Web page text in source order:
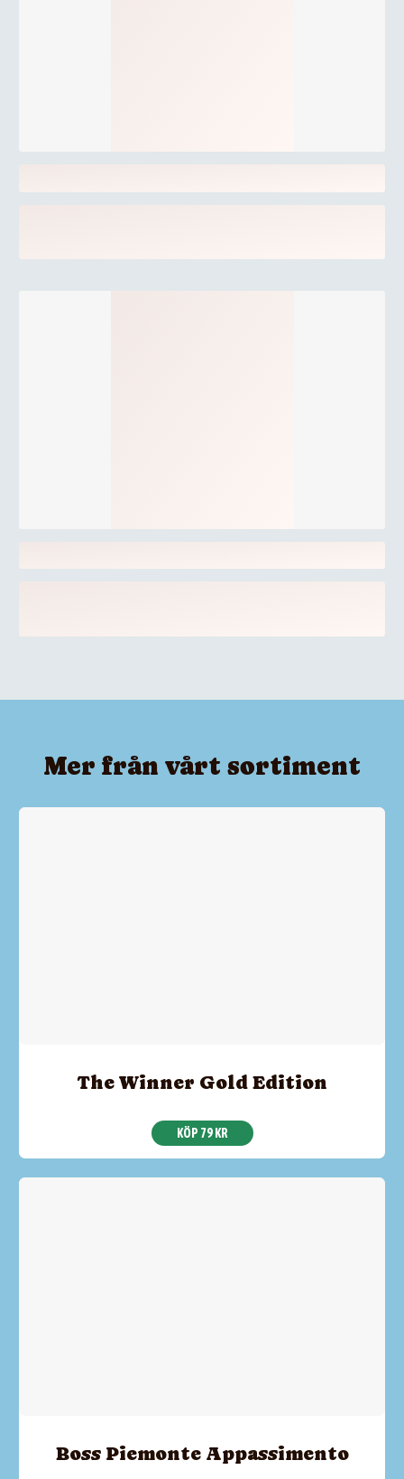
Mer från vårt sortiment
The Winner Gold Edition
KÖP 79 KR
Boss Piemonte Appassimento